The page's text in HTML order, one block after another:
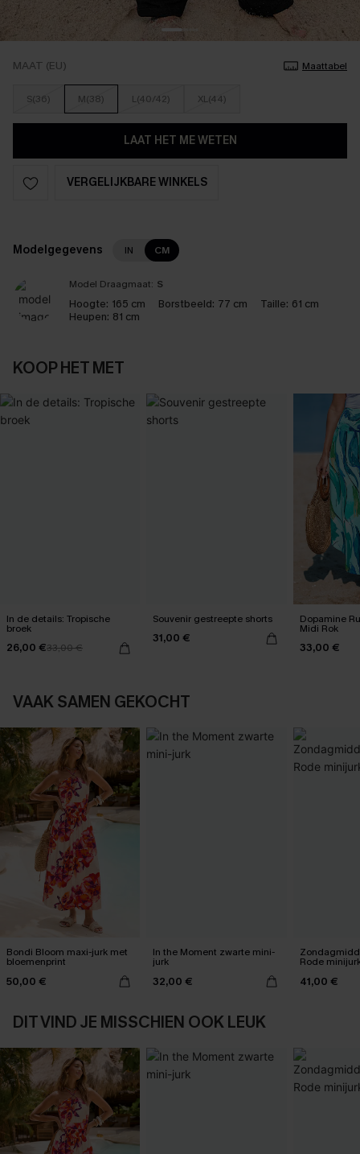
MAAT (EU) Maattabel
S(36) M(38) L(40/42) XL(44)
LAAT HET ME WETEN
VERGELIJKBARE WINKELS
Modelgegevens IN CM
Model Draagmaat: S
Hoogte: 165 cm Borstbeeld: 77 cm Taille: 61 cm
Heupen: 81 cm
KOOP HET MET
In de details: Tropische
broek
26,00 €33,00 €
Souvenir gestreepte shorts
31,00 €
Dopamine
Midi Rok
33,00 €
VAAK SAMEN GEKOCHT
Bondi Bloom maxi-jurk met
bloemenprint
50,00 €
In the Moment zwarte mini-
jurk
32,00 €
Rode
41,00 €
DIT VIND JE MISSCHIEN OOK LEUK